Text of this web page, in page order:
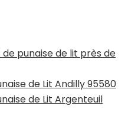
punaise de lit près de
de Lit Andilly 95580
de Lit Argenteuil